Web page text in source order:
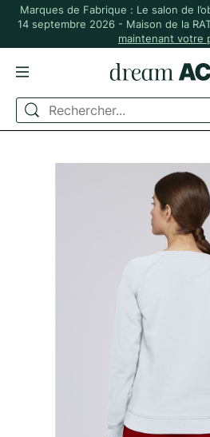
Marques de Fabrique : Le salon de
14 septembre 2026 - Maison de la
maintenant votre
ACCUEIL VÊTEMENTS
SWEATSHIRT EN COTON BIO À